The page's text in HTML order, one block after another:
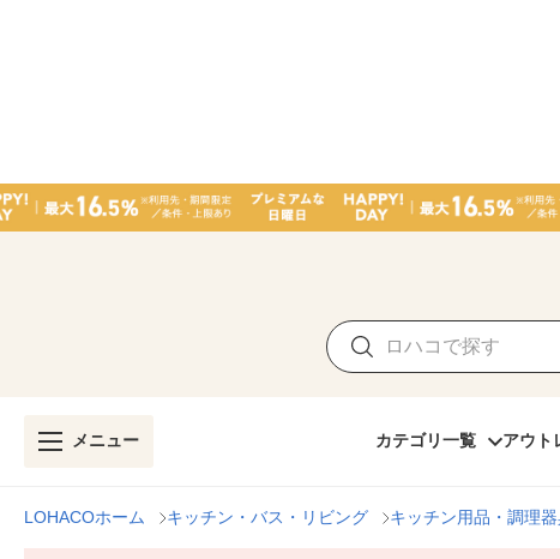
メニュー カテゴリ一覧 アウト
LOHACOホーム キッチン・バス・リビング キッチン用品・調理